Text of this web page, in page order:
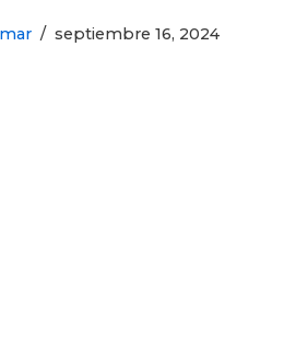
septiembre 16, 2024